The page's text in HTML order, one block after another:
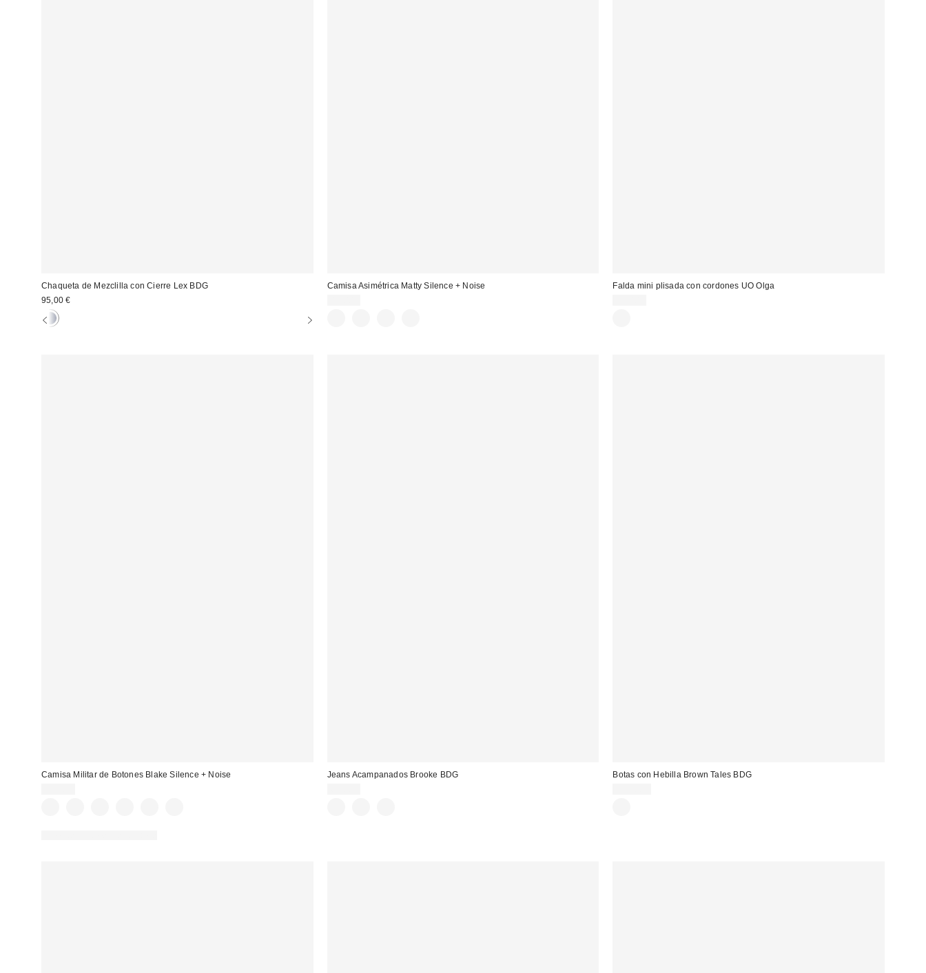
Chaqueta de Mezclilla con Cierre Lex BDG
95,00 €
Camisa Asimétrica Matty Silence + Noise
Falda mini plisada con cordones UO Olga
Camisa Militar de Botones Blake Silence + Noise
Jeans Acampanados Brooke BDG
Botas con Hebilla Brown Tales BDG